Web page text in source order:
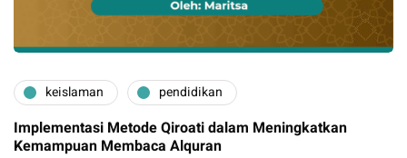
keislaman pendidikan
Implementasi Metode Qiroati dalam Meningkatkan
Kemampuan Membaca Alquran